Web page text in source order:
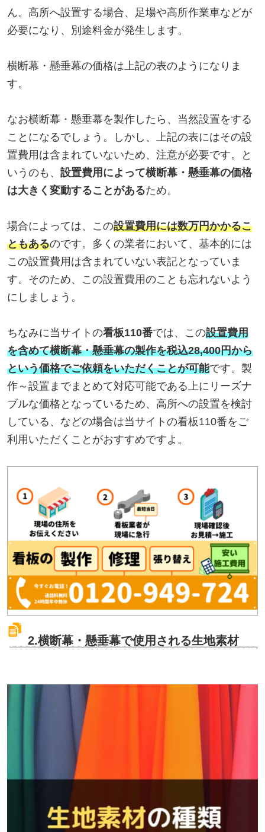
ん。高所へ設置する場合、足場や高所作業車などが
必要になり、別途料金が発生します。
横断幕・懸垂幕の価格は上記の表のようになりま
す。
なお横断幕・懸垂幕を製作したら、当然設置をする
ことになるでしょう。しかし、上記の表にはその設
置費用は含まれていないため、注意が必要です。と
いうのも、 設置費用によって横断幕・懸垂幕の価格
は大きく変動することがあるため。
場合によっては、この設置費用には数万円かかるこ
ともあるのです。多くの業者において、基本的には
この設置費用は含まれていない表記となっていま
す。そのため、この設置費用のことも忘れないよう
にしましょう。
ちなみに当サイトの看板110番では、この設置費用
を含めて横断幕・懸垂幕の製作を税込28,400円から
という価格でご依頼をいただくことが可能です。製
作～設置までまとめて対応可能である上にリーズナ
ブルな価格となっているため、高所への設置を検討
している、などの場合は当サイトの看板110番をご
利用いただくことがおすすめですよ。
2.横断幕・懸垂幕で使用される生地素材